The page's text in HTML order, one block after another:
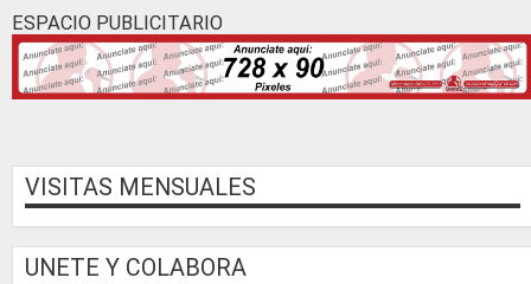
ESPACIO PUBLICITARIO
VISITAS MENSUALES
UNETE Y COLABORA